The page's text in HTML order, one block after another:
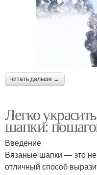
читать дальше →
Легко
шапки:
Введение
Вязаные шапки — это не
отличный способ